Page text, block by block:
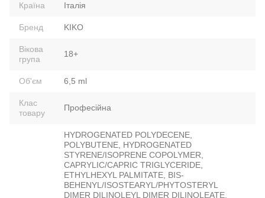
Країна Італія
Бренд KIKO
Вікова
група
18+
Об'єм 6,5 ml
Клас
товару
Професійна
HYDROGENATED POLYDECENE,
POLYBUTENE, HYDROGENATED
STYRENE/ISOPRENE COPOLYMER,
CAPRYLIC/CAPRIC TRIGLYCERIDE,
ETHYLHEXYL PALMITATE, BIS-
BEHENYL/ISOSTEARYL/PHYTOSTERYL
DIMER DILINOLEYL DIMER DILINOLEATE,